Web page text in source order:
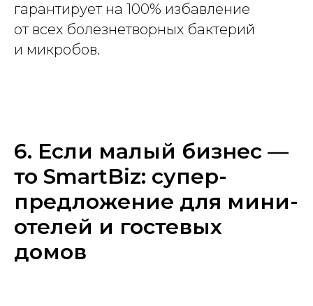
гарантирует на 100% избавление
от всех болезнетворных бактерий
и микробов.
6. Если малый бизнес —
то SmartBiz: супер-
предложение для мини-
отелей и гостевых
домов